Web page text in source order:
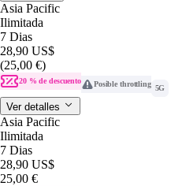
Asia Pacific
Ilimitada
7 Dias
28,90 US$
(25,00 €)
20 % de descuento Posible throttling 5G
Ver detalles
Asia Pacific
Ilimitada
7 Dias
28,90 US$
25,00 €